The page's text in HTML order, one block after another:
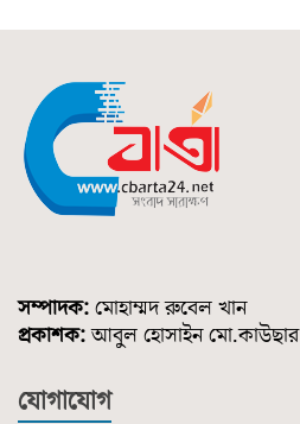
সম্পাদক: মোহাম্মদ রুবেল খান
প্রকাশক:আবুল হোসাইন মো.কাউছার
যোগাযোগ